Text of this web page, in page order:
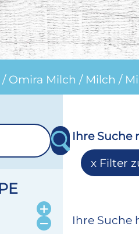
/ Omira Milch / Milch /
Ihre Suche
Filter
Ihre Suche